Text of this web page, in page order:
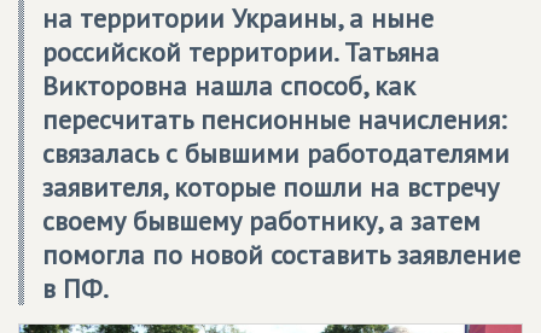
на территории Украины, а ныне
российской территории. Татьяна
Викторовна нашла способ, как
пересчитать пенсионные начисления:
связалась с бывшими работодателями
заявителя, которые пошли на встречу
своему бывшему работнику, а затем
помогла по новой составить заявление
в ПФ.